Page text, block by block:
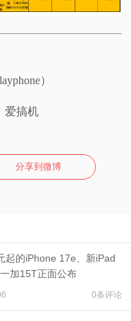
）
爱搞机
分享到微博
起的iPhone 17e、新iPad
加15T正面公布
0条评论